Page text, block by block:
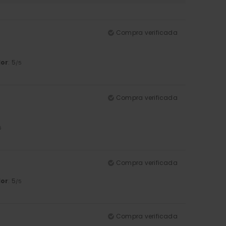
Compra verificada
: 5/5
Compra verificada
Compra verificada
: 5/5
Compra verificada